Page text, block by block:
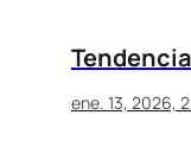
ene. 13, 2026,